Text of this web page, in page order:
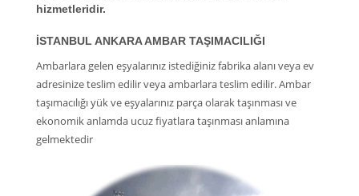
hizmetleridir.
İSTANBUL ANKARA AMBAR TAŞIMACILIĞI
Ambarlara gelen eşyalarınız istediğiniz fabrika alanı veya ev
adresinize teslim edilir veya ambarlara teslim edilir. Ambar
taşımacılığı yük ve eşyalarınız parça olarak taşınması ve
ekonomik anlamda ucuz fiyatlara taşınması anlamına
gelmektedir